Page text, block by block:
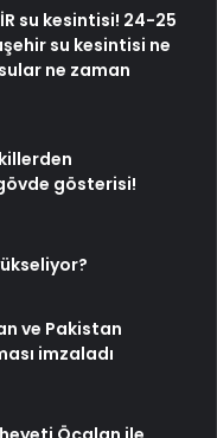
su kesintisi! 24-25
su kesintisi ne
ne zaman
gösterisi!
ve Pakistan
imzaladı